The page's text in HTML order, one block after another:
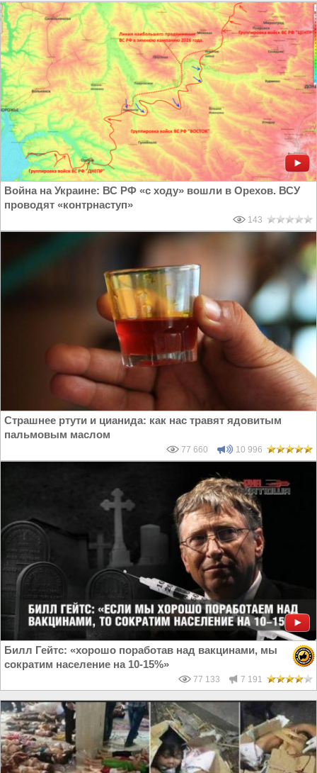
Война на Украине: ВС РФ «с ходу» вошли в Орехов. ВСУ
проводят «контрнаступ»
143
Страшнее ртути и цианида: как нас травят ядовитым
пальмовым маслом
77 660 10 996
Билл Гейтс: «хорошо поработав над вакцинами, мы
сократим население на 10-15%»
77 133 7 191